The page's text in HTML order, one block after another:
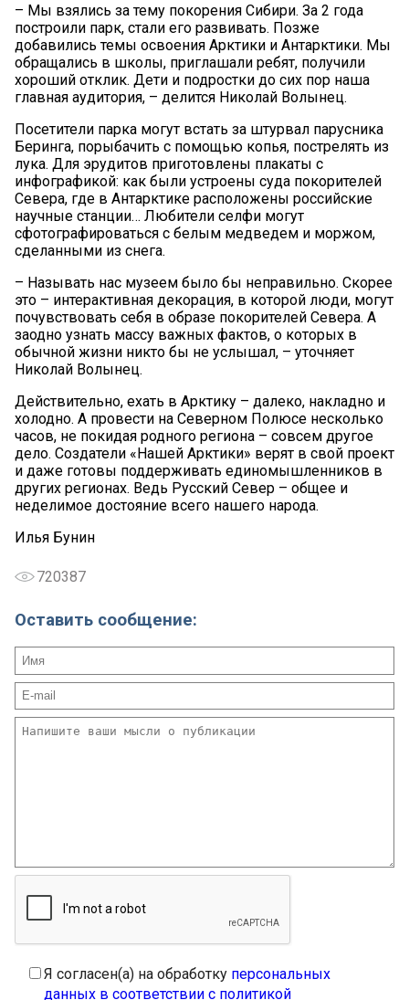
– Мы взялись за тему покорения Сибири. За 2 года
построили парк, стали его развивать. Позже
добавились темы освоения Арктики и Антарктики. Мы
обращались в школы, приглашали ребят, получили
хороший отклик. Дети и подростки до сих пор наша
главная аудитория, – делится Николай Волынец.
Посетители парка могут встать за штурвал парусника
Беринга, порыбачить с помощью копья, пострелять из
лука. Для эрудитов приготовлены плакаты с
инфографикой: как были устроены суда покорителей
Севера, где в Антарктике расположены российские
научные станции… Любители селфи могут
сфотографироваться с белым медведем и моржом,
сделанными из снега.
– Называть нас музеем было бы неправильно. Скорее
это – интерактивная декорация, в которой люди, могут
почувствовать себя в образе покорителей Севера. А
заодно узнать массу важных фактов, о которых в
обычной жизни никто бы не услышал, – уточняет
Николай Волынец.
Действительно, ехать в Арктику – далеко, накладно и
холодно. А провести на Северном Полюсе несколько
часов, не покидая родного региона – совсем другое
дело. Создатели «Нашей Арктики» верят в свой проект
и даже готовы поддерживать единомышленников в
других регионах. Ведь Русский Север – общее и
неделимое достояние всего нашего народа.
Илья Бунин
720387
Оставить сообщение:
Я согласен(а) на обработку персональных
данных в соответствии с политикой